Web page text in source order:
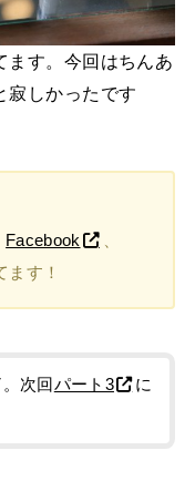
ます。今回はちんあ
寂しかったです
Facebook
ます！
次回パート3
に